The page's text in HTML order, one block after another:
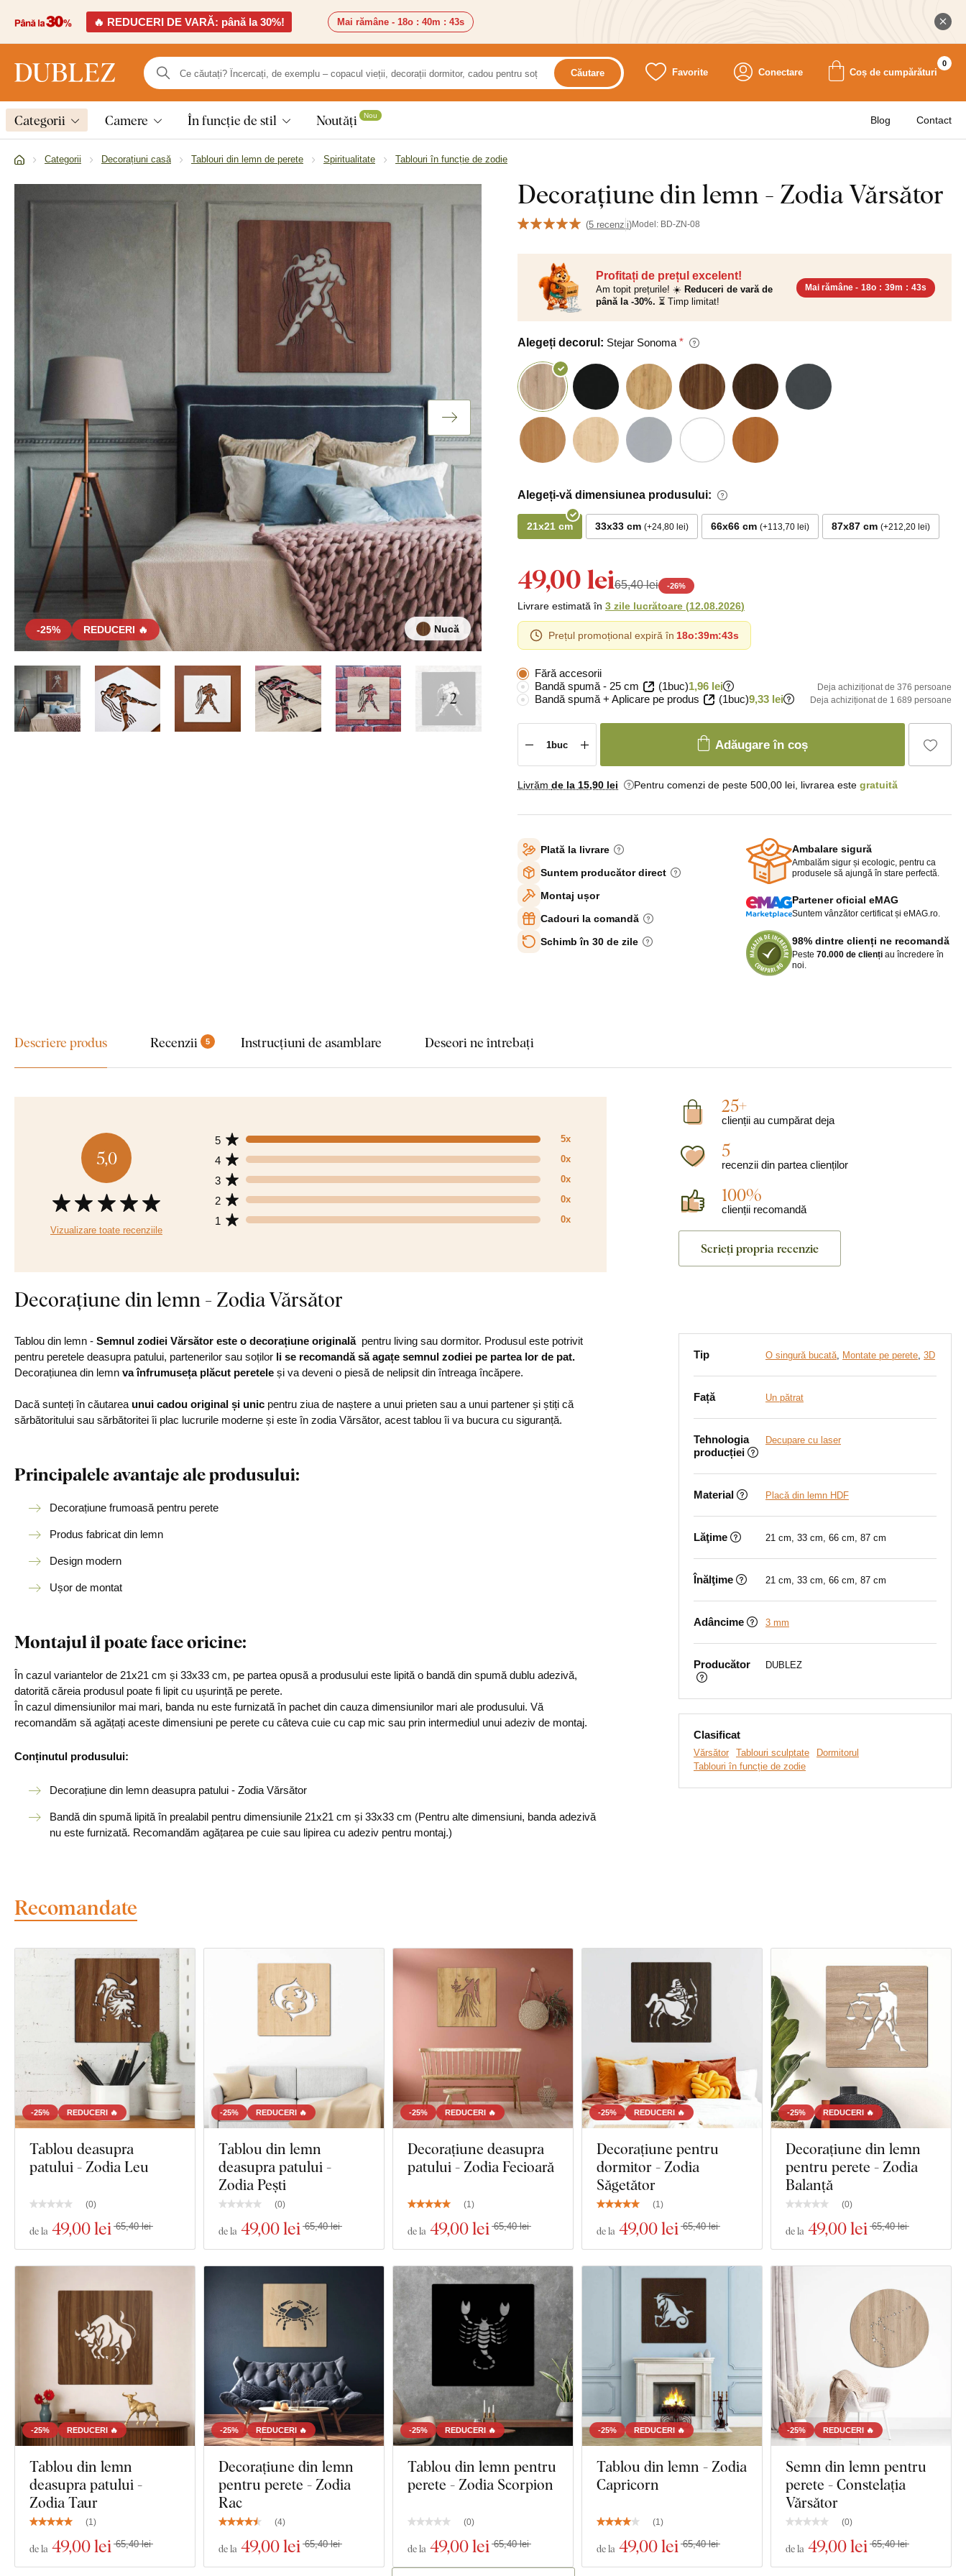
🔥 REDUCERI DE VARĂ: până la 30%! Mai rămâne - 18o : 40m : 42s
Căutare Favorite Conectare Coș de cumpărături
0
Categorii Camere În funcție de stil Noutăți Nou Blog Contact
Categorii Decorațiuni casă Tablouri din lemn de perete Spiritualitate Tablouri în funcție de zodie
Decorațiune din lemn - Zodia Vărsător
(5 recenzii)Model: BD-ZN-08
-25% REDUCERI 🔥 Nucă
+ 2
Profitați de prețul excelent!
Am topit prețurile! ☀️ Reduceri de vară de
până la -30%. ⏳ Timp limitat!
Mai rămâne - 18o : 39m : 41s
Alegeți decorul: Stejar Sonoma
Alegeți-vă dimensiunea produsului:
21x21 cm 33x33 cm +24,80 lei 66x66 cm +113,70 lei 87x87 cm +212,20 lei
49,00 lei65,40 lei -26%
Livrare estimată în 3 zile lucrătoare (12.08.2026)
Prețul promoțional expiră în 18o:39m:41s
Fără accesorii
Bandă spumă - 25 cm
(1buc)1,96 lei Deja achiziționat de 376 persoane
Bandă spumă + Aplicare pe produs (1buc)9,33 lei Deja achiziționat de 1 689 persoane
Adăugare în coș
Livrăm de la 15,90 lei Pentru comenzi de peste 500,00 lei, livrarea este gratuită
Plată la livrare
Suntem producător direct
Montaj ușor
Cadouri la comandă
Schimb în 30 de zile
Ambalare sigură
Ambalăm sigur și ecologic, pentru ca
produsele să ajungă în stare perfectă.
Partener oficial eMAG
Suntem vânzător certificat și eMAG.ro.
98% dintre clienți ne recomandă
Peste 70.000 de clienți au încredere în
noi.
Descriere produs Recenzii 5 Instrucțiuni de asamblare Deseori ne întrebați
5,0
Vizualizare toate recenziile
1 0x
2 0x
3 0x
4 0x
5 5x
25+
clienții au cumpărat deja
5
recenzii din partea clienților
100%
clienții recomandă
Scrieți propria recenzie
Decorațiune din lemn - Zodia Vărsător
Tablou din lemn - Semnul zodiei Vărsător este o decorațiune originalăpentru living sau dormitor. Produsul este potrivit
pentru peretele deasupra patului, partenerilor sau soților li se recomandă să agațe semnul zodiei pe partea lor de pat.
Decorațiunea din lemn va înfrumuseța plăcut peretele și va deveni o piesă de nelipsit din întreaga încăpere.
Dacă sunteți în căutarea unui cadou original și unic pentru ziua de naștere a unui prieten sau a unui partener și știți că
sărbătoritului sau sărbătoritei îi plac lucrurile moderne și este în zodia Vărsător, acest tablou îi va bucura cu siguranță.
Principalele avantaje ale produsului:
Decorațiune frumoasă pentru perete
Produs fabricat din lemn
Design modern
Ușor de montat
Montajul îl poate face oricine:
În cazul variantelor de 21x21 cm și 33x33 cm, pe partea opusă a produsului este lipită o bandă din spumă dublu adezivă,
datorită căreia produsul poate fi lipit cu ușurință pe perete.
În cazul dimensiunilor mai mari, banda nu este furnizată în pachet din cauza dimensiunilor mari ale produsului. Vă
recomandăm să agățați aceste dimensiuni pe perete cu câteva cuie cu cap mic sau prin intermediul unui adeziv de montaj.
Conținutul produsului:
Decorațiune din lemn deasupra patului - Zodia Vărsător
Bandă din spumă lipită în prealabil pentru dimensiunile 21x21 cm și 33x33 cm (Pentru alte dimensiuni, banda adezivă
nu este furnizată. Recomandăm agățarea pe cuie sau lipirea cu adeziv pentru montaj.)
Tip O singură bucată, Montate pe perete, 3D
Față Un pătrat
Tehnologia
producției
Decupare cu laser
Material Placă din lemn HDF
Lăţime 21 cm, 33 cm, 66 cm, 87 cm
Înălţime 21 cm, 33 cm, 66 cm, 87 cm
Adâncime 3 mm
Producător DUBLEZ
Clasificat
Vărsător Tablouri sculptate
Dormitorul
Tablouri în funcție de zodie
Recomandate
-25% REDUCERI 🔥
Tablou deasupra
patului - Zodia Leu
(0)
de la 49,00 lei 65,40 lei
-25% REDUCERI 🔥
Tablou din lemn
deasupra patului -
Zodia Pești
(0)
de la 49,00 lei 65,40 lei
-25% REDUCERI 🔥
Decorațiune deasupra
patului - Zodia Fecioară
(1)
de la 49,00 lei 65,40 lei
-25% REDUCERI 🔥
Decorațiune pentru
dormitor - Zodia
Săgetător
(1)
de la 49,00 lei 65,40 lei
-25% REDUCERI 🔥
Decorațiune din lemn
pentru perete - Zodia
Balanță
(0)
de la 49,00 lei 65,40 lei
-25% REDUCERI 🔥
Tablou din lemn
deasupra patului -
Zodia Taur
(1)
de la 49,00 lei 65,40 lei
-25% REDUCERI 🔥
Decorațiune din lemn
pentru perete - Zodia
Rac
(4)
de la 49,00 lei 65,40 lei
-25% REDUCERI 🔥
Tablou din lemn pentru
perete - Zodia Scorpion
(0)
de la 49,00 lei 65,40 lei
-25% REDUCERI 🔥
Tablou din lemn - Zodia
Capricorn
(1)
de la 49,00 lei 65,40 lei
-25% REDUCERI 🔥
Semn din lemn pentru
perete - Constelația
Vărsător
(0)
de la 49,00 lei 65,40 lei